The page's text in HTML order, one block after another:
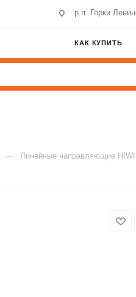
р.п. Горки
КАК КУПИТЬ
— Линейные направляющие